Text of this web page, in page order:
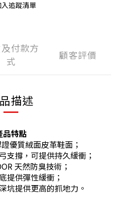
入追蹤清單
付款方
式
顧客評價
描述
品特點
優質絨面皮革鞋面；
支撐，可提供持久緩衝；
天然防臭技術；
提供彈性緩衝；
坑提供更高的抓地力。